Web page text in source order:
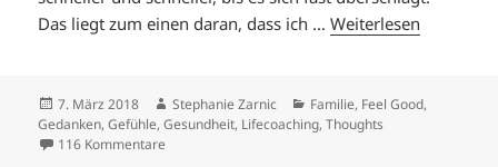
Das liegt zum einen daran, dass ich …Weiterlesen
Veröffentlicht
am
7. März 2018 Autor
Stephanie Zarnic Kategorien
Familie, Feel Good,
Gedanken,Gefühle,Gesundheit, Lifecoaching,Thoughts
116 Kommentare